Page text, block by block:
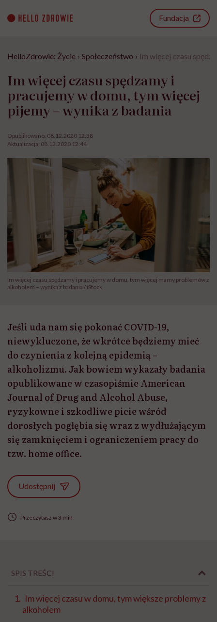
content
Fundacja
HelloZdrowie: Życie › Społeczeństwo › Im więcej czasu
Im więcej czasu spędzamy i
pracujemy w domu, tym więcej
pijemy – wynika z badania
Opublikowano: 08.12.2020 12:38
Aktualizacja: 08.12.2020 12:44
Im więcej czasu spędzamy i pracujemy w domu, tym więcej mamy problemów z
alkoholem – wynika z badania / iStock
Jeśli uda nam się pokonać COVID-19,
niewykluczone, że wkrótce będziemy mieć
do czynienia z kolejną epidemią –
alkoholizmu. Jak bowiem wykazały badania
opublikowane w czasopiśmie American
Journal of Drug and Alcohol Abuse,
ryzykowne i szkodliwe picie wśród
dorosłych pogłębia się wraz z wydłużającym
się zamknięciem i ograniczeniem pracy do
tzw. home office.
Udostępnij
Przeczytasz w 3 min
SPIS TREŚCI
Im więcej czasu w domu, tym większe problemy z
alkoholem